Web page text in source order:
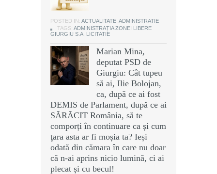
POSTED IN: ACTUALITATE ADMINISTRATIE
TAGS: ADMINISTRAȚIA ZONEI LIBERE
GIURGIU S.A LICITATIE
Marian Mina,
deputat PSD de
Giurgiu: Cât tupeu
să ai, Ilie Bolojan,
ca, după ce ai fost
DEMIS de Parlament, după ce ai
SĂRĂCIT România, să te
comporți în continuare ca și cum
ţara asta ar fi moșia ta? Ieși
odată din cămara în care nu doar
că n-ai aprins nicio lumină, ci ai
plecat și cu becul!